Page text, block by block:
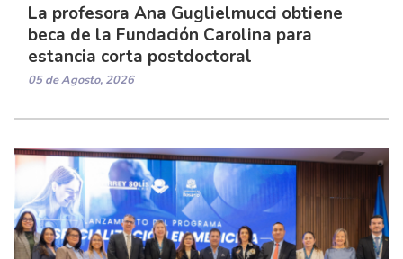
La profesora Ana Guglielmucci obtiene
beca de la Fundación Carolina para
estancia corta postdoctoral
05 de Agosto, 2026